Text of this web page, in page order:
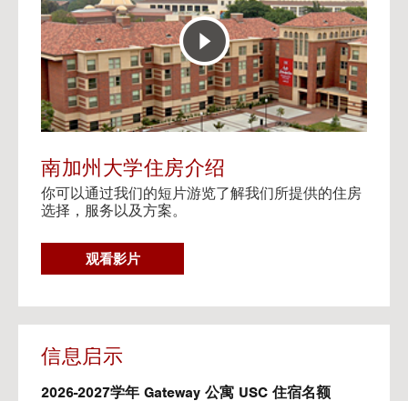
R
A
C
T
I
V
E
A
P
o
H
o
u
i
n
V
i
d
e
南加州大学住房介绍
你可以通过我们的短片游览了解我们所提供的住房
选择，服务以及方案。
G
O
O
U
S
观看影片
信息启示
2026-2027学年 Gateway 公寓 USC 住宿名额